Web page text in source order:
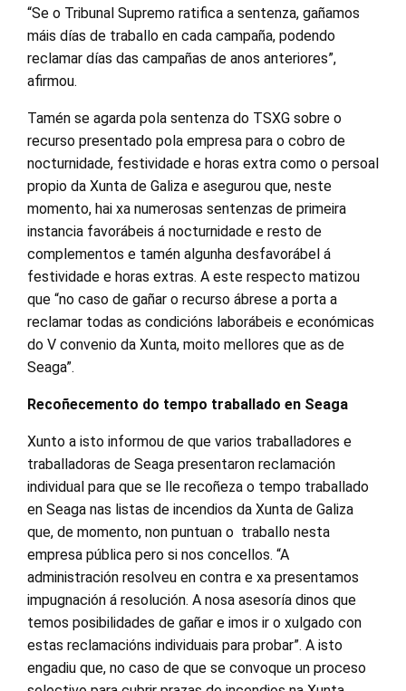
“Se o Tribunal Supremo ratifica a sentenza, gañamos
máis días de traballo en cada campaña, podendo
reclamar días das campañas de anos anteriores”,
afirmou.
Tamén se agarda pola sentenza do TSXG sobre o
recurso presentado pola empresa para o cobro de
nocturnidade, festividade e horas extra como o persoal
propio da Xunta de Galiza e asegurou que, neste
momento, hai xa numerosas sentenzas de primeira
instancia favorábeis á nocturnidade e resto de
complementos e tamén algunha desfavorábel á
festividade e horas extras. A este respecto matizou
que “no caso de gañar o recurso ábrese a porta a
reclamar todas as condicións laborábeis e económicas
do V convenio da Xunta, moito mellores que as de
Seaga”.
Recoñecemento do tempo traballado en Seaga
Xunto a isto informou de que varios traballadores e
traballadoras de Seaga presentaron reclamación
individual para que se lle recoñeza o tempo traballado
en Seaga nas listas de incendios da Xunta de Galiza
que, de momento, non puntuan o traballo nesta
empresa pública pero si nos concellos. “A
administración resolveu en contra e xa presentamos
impugnación á resolución. A nosa asesoría dinos que
temos posibilidades de gañar e imos ir o xulgado con
estas reclamacións individuais para probar”. A isto
engadiu que, no caso de que se convoque un proceso